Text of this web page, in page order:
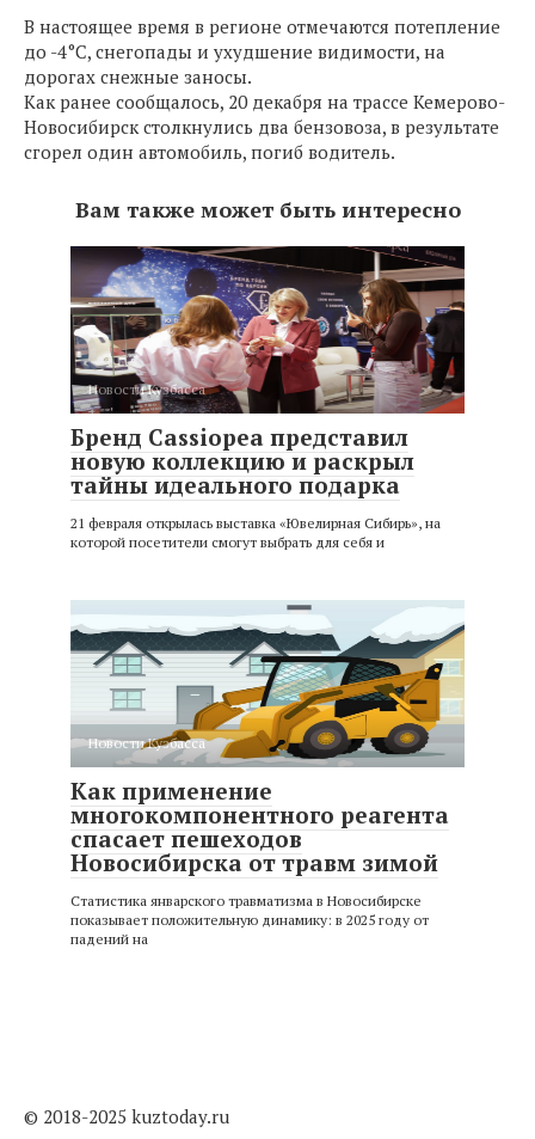
В настоящее время в регионе отмечаются потепление
до -4°С, снегопады и ухудшение видимости, на
дорогах снежные заносы.
Как ранее сообщалось, 20 декабря на трассе Кемерово-
Новосибирск столкнулись два бензовоза, в результате
сгорел один автомобиль, погиб водитель.
Вам также может быть интересно
Новости Кузбасса
Бренд Cassiopea представил
новую коллекцию и раскрыл
тайны идеального подарка
21 февраля открылась выставка «Ювелирная Сибирь», на
которой посетители смогут выбрать для себя и
Новости Кузбасса
Как применение
многокомпонентного реагента
спасает пешеходов
Новосибирска от травм зимой
Статистика январского травматизма в Новосибирске
показывает положительную динамику: в 2025 году от
падений на
© 2018-2025 kuztoday.ru